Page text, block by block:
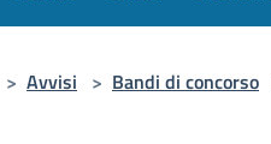
> Avvisi > Bandi di concorso